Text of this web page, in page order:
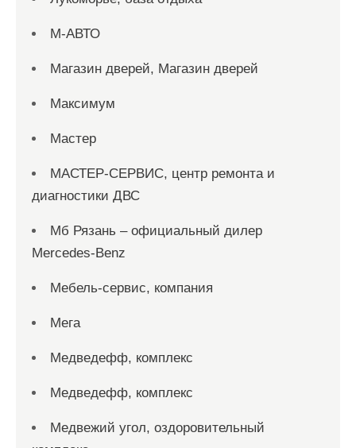
М-АВТО
Магазин дверей, Магазин дверей
Максимум
Мастер
МАСТЕР-СЕРВИС, центр ремонта и
диагностики ДВС
Мб Рязань – официальный дилер
Mercedes-Benz
Мебель-сервис, компания
Мега
Медведефф, комплекс
Медведефф, комплекс
Медвежий угол, оздоровительный